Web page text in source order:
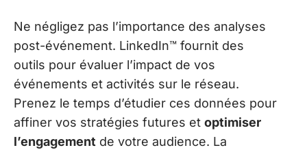
Ne négligez pas l’importance des analyses
post-événement. LinkedIn™ fournit des
outils pour évaluer l’impact de vos
événements et activités sur le réseau.
Prenez le temps d’étudier ces données pour
affiner vos stratégies futures et optimiser
l’engagement de votre audience. La